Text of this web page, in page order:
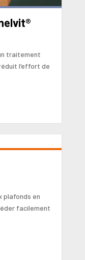
traitement
l’effort de
plafonds en
facilement